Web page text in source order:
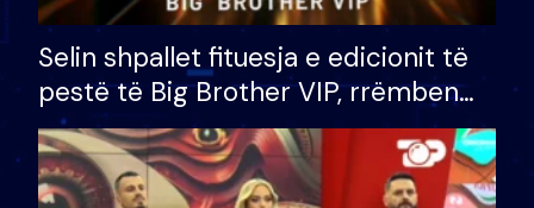
Selin shpallet fituesja e edicionit të
pestë të Big Brother VIP, rrëmben
çmimin e madh prej 100 mijë eurosh